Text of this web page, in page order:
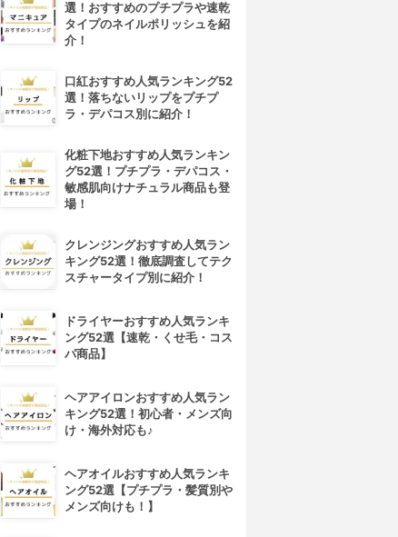
選！おすすめのプチプラや速乾
タイプのネイルポリッシュを紹
介！
口紅おすすめ人気ランキング52
選！落ちないリップをプチプ
ラ・デパコス別に紹介！
化粧下地おすすめ人気ランキン
グ52選！プチプラ・デパコス・
敏感肌向けナチュラル商品も登
場！
クレンジングおすすめ人気ラン
キング52選！徹底調査してテク
スチャータイプ別に紹介！
ドライヤーおすすめ人気ランキ
ング52選【速乾・くせ毛・コス
パ商品】
ヘアアイロンおすすめ人気ラン
キング52選！初心者・メンズ向
け・海外対応も♪
ヘアオイルおすすめ人気ランキ
ング52選【プチプラ・髪質別や
メンズ向けも！】